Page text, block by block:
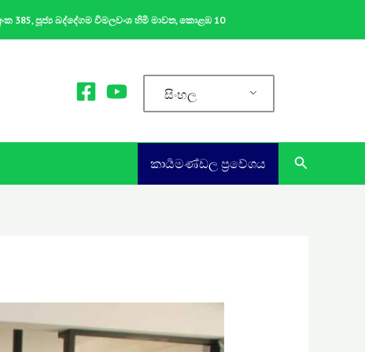
385, පූජ්‍ය බද්දේගම විමලවංශ හිමි මාවත, කොළඹ 10
සිංහල
කාර්‍යමණ්ඩල ප්‍රවේශය​ Search